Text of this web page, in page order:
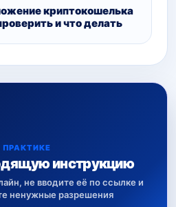
криптокошелька
и что делать
ПРАКТИКЕ
инструкцию
не вводите её по ссылке и
ненужные разрешения